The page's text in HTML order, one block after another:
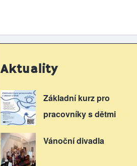
Aktuality
Základní kurz pro
pracovníky s dětmi
Vánoční divadla